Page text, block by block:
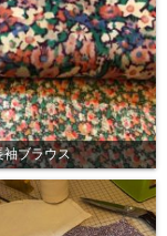
袖ブラウス